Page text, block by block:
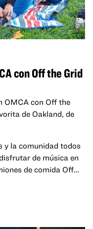
con Off the Grid
OMCA con Off the
de Oakland, de
y la comunidad todos
de música en
de comida Off